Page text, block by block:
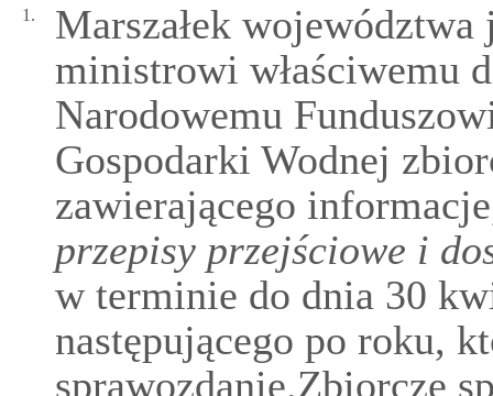
1.
Marszałek województwa
ministrowi właściwemu
Narodowemu
Gospodarki Wodnej
zawierającego
przepisy przejściowe i
w terminie do dnia 30
następującego po roku,
sprawozdanie.Zbiorcze